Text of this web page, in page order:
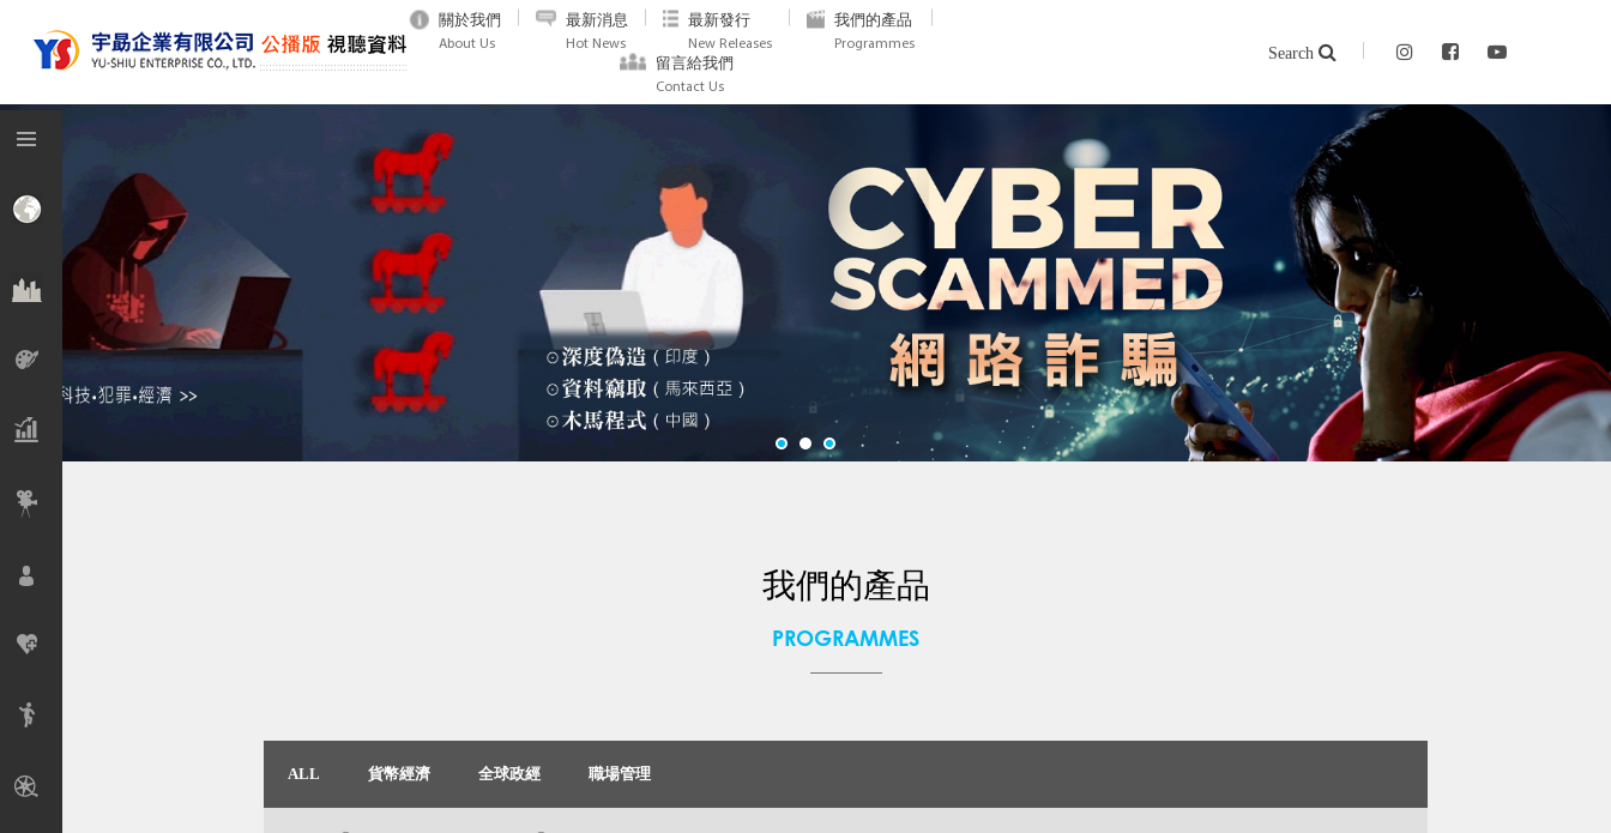
關於我們
About Us
最新消息
Hot News
最新發行
New Releases
我們的產品
Programmes
留言給我們
Contact Us
Search
我們的產品
PROGRAMMES
ALL 貨幣經濟 全球政經 職場管理